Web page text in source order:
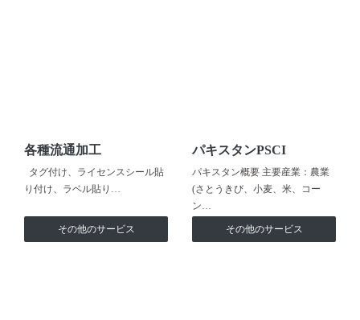
各種流通加工
タグ付け、ライセンスシール貼
り付け、ラベル貼り…
その他のサービス
パキスタンPSCI
パキスタン概要 主要産業：農業
(さとうきび、小麦、米、コー
ン…
その他のサービス